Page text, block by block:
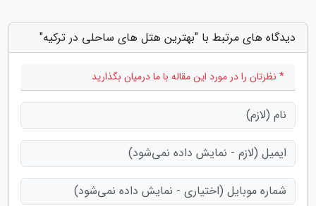
دیدگاه های مرتبط با "بهترین هتل های ساحلی در ترکیه"
* نظرتان را در مورد این مقاله با ما درمیان بگذارید